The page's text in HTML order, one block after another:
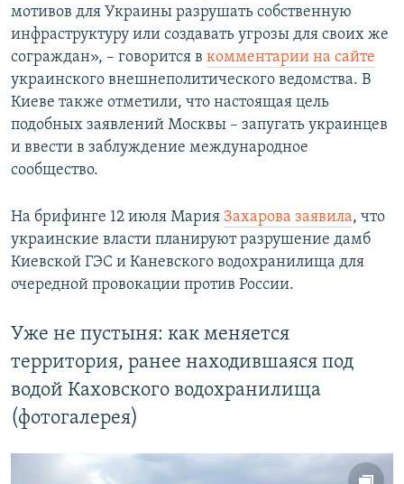
мотивов для Украины разрушать собственную
инфраструктуру или создавать угрозы для своих же
сограждан», – говорится в комментарии на сайте
украинского внешнеполитического ведомства. В
Киеве также отметили, что настоящая цель
подобных заявлений Москвы – запугать украинцев
и ввести в заблуждение международное
сообщество.
На брифинге 12 июля Мария Захарова заявила, что
украинские власти планируют разрушение дамб
Киевской ГЭС и Каневского водохранилища для
очередной провокации против России.
Уже не пустыня: как меняется
территория, ранее находившаяся под
водой Каховского водохранилища
(фотогалерея)